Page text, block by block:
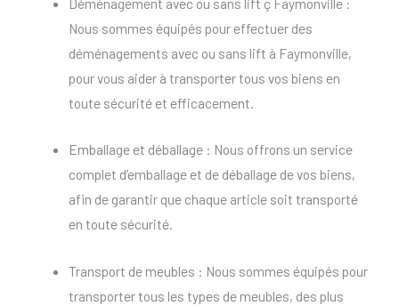
Nous sommes équipés pour effectuer des
déménagements avec ou sans lift à Faymonville,
pour vous aider à transporter tous vos biens en
toute sécurité et efficacement.
Emballage et déballage : Nous offrons un service
complet d’emballage et de déballage de vos biens,
afin de garantir que chaque article soit transporté
en toute sécurité.
Transport de meubles : Nous sommes équipés pour
transporter tous les types de meubles, des plus